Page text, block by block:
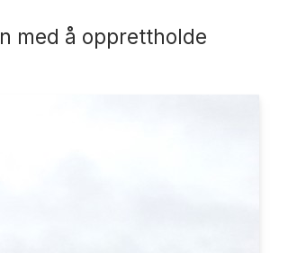
med å opprettholde